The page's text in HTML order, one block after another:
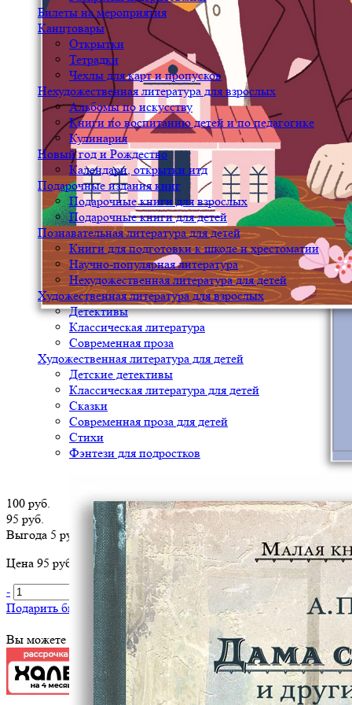
Билеты на мероприятия
Канцтовары
Открытки
Тетрадки
Чехлы для карт и пропусков
Нехудожественная литература для взрослых
Альбомы по искусству
Книги по воспитанию детей и по педагогике
Кулинария
Новый год и Рождество
Календари, открытки итд
Подарочные издания книг
Подарочные книги для взрослых
Подарочные книги для детей
Познавательная литература для детей
Книги для подготовки к школе и хрестоматии
Научно-популярная литература
Нехудожественная литература для детей
Художественная литература для взрослых
Детективы
Классическая литература
Современная проза
Художественная литература для детей
Детские детективы
Классическая литература для детей
Сказки
Современная проза для детей
Стихи
Фэнтези для подростков
100 руб.
95 руб.
Выгода 5 руб.
Цена 95 руб. за 1 шт
-
+ В корзину
Подарить библиотеке?
Вы можете оплатить эту книгу картой